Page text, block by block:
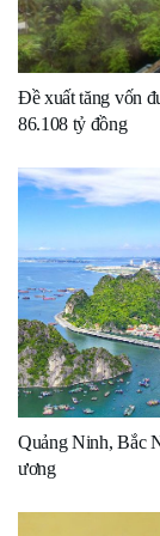
Đề xuất tăng vốn
86.108 tỷ đồng
Quảng Ninh, Bắc
ương